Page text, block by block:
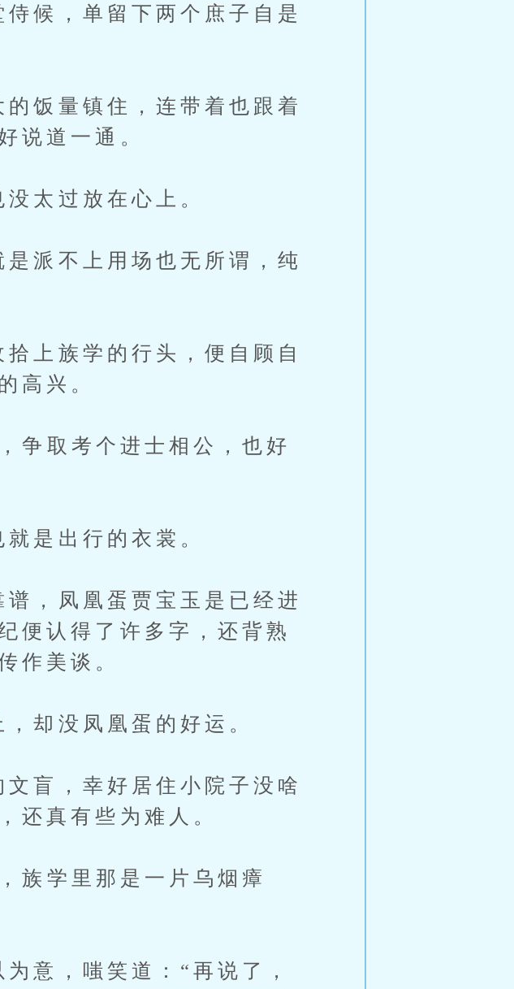
候，单留下两个庶子自是
饭量镇住，连带着也跟着
说道一通。
太过放在心上。
派不上用场也无所谓，纯
上族学的行头，便自顾自
高兴。
取考个进士相公，也好
是出行的衣裳。
，凤凰蛋贾宝玉是已经进
便认得了许多字，还背熟
作美谈。
却没凤凰蛋的好运。
盲，幸好居住小院子没啥
还真有些为难人。
学里那是一片乌烟瘴
意，嗤笑道：“再说了，